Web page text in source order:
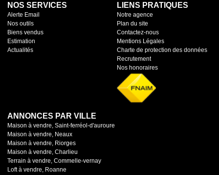
NOS SERVICES
Alerte Email
Nos outils
Biens vendus
Estimation
Actualités
LIENS PRATIQUES
Notre agence
Plan du site
Contactez-nous
Mentions Légales
Charte de protection des données
Recrutement
Nos honoraires
ANNONCES PAR VILLE
Maison à vendre, Saint-ferréol-d'auroure
Maison à vendre, Neaux
Maison à vendre, Riorges
Maison à vendre, Charlieu
Terrain à vendre, Commelle-vernay
Loft à vendre, Roanne